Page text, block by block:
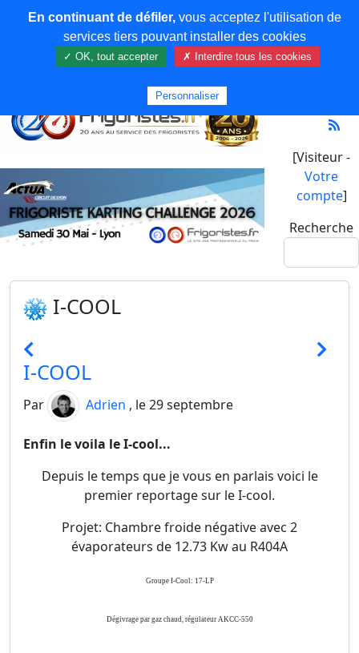
[Visiteur -
Votre
compte]
Recherche
I-COOL
I-COOL
Par Adrien , le 29 septembre
Enfin le voila le I-cool...
Depuis le temps que je vous en parlais voici le
premier reportage sur le I-cool.
Projet: Chambre froide négative avec 2
évaporateurs de 12.73 Kw au R404A
Groupe I-Cool: 17-LP
Dégivrage par gaz chaud, régulateur AKCC-550
En continuant de défiler,vous acceptez l'utilisation de
services tiers pouvant installer des cookies
✓ OK, tout accepter ✗ Interdire tous les cookies
Personnaliser